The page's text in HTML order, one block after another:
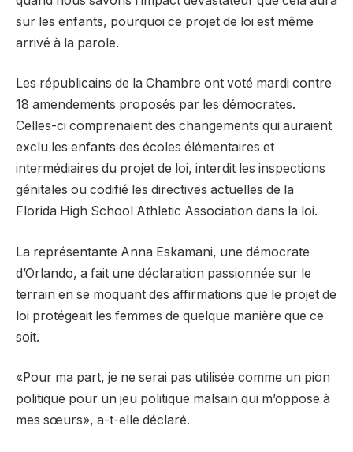
sur les enfants, pourquoi ce projet de loi est même
arrivé à la parole.
Les républicains de la Chambre ont voté mardi contre
18 amendements proposés par les démocrates.
Celles-ci comprenaient des changements qui auraient
exclu les enfants des écoles élémentaires et
intermédiaires du projet de loi, interdit les inspections
génitales ou codifié les directives actuelles de la
Florida High School Athletic Association dans la loi.
La représentante Anna Eskamani, une démocrate
d’Orlando, a fait une déclaration passionnée sur le
terrain en se moquant des affirmations que le projet de
loi protégeait les femmes de quelque manière que ce
soit.
«Pour ma part, je ne serai pas utilisée comme un pion
politique pour un jeu politique malsain qui m’oppose à
mes sœurs», a-t-elle déclaré.